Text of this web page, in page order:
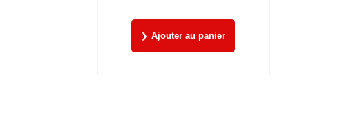
Ajouter au panier